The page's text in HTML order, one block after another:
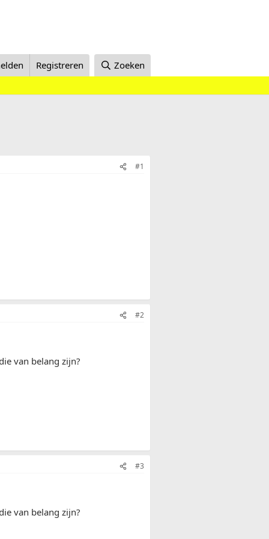
Registreren Zoeken
#1
#2
van belang zijn?
#3
van belang zijn?